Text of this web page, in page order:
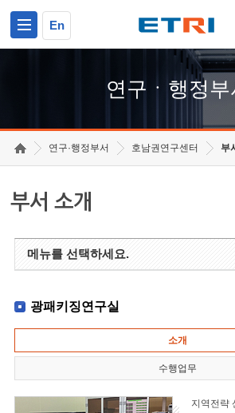
En
연구ㆍ행정부
연구·행정부서 호남권연구센터 부
부서 소개
메뉴를 선택하세요.
광패키징연구실
소개
수행업무
지역전략